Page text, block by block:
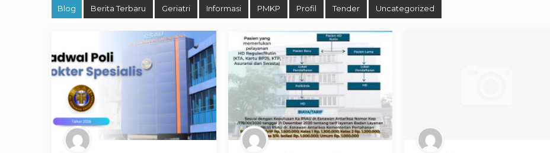
Blog Berita Terbaru Geriatri Informasi PMKP Profil Tender Uncategorized